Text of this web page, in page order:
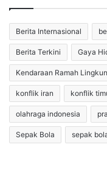
Berita Internasional
Berita Terkini Gaya
Kendaraan Ramah
konflik iran konflik
olahraga indonesia
Sepak Bola sepak